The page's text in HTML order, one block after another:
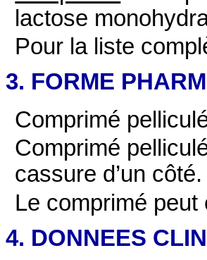
lactose
Pour la liste
3. FORME
Comprimé
Comprimé
cassure d’un côté.
Le comprimé
4. DONNEES